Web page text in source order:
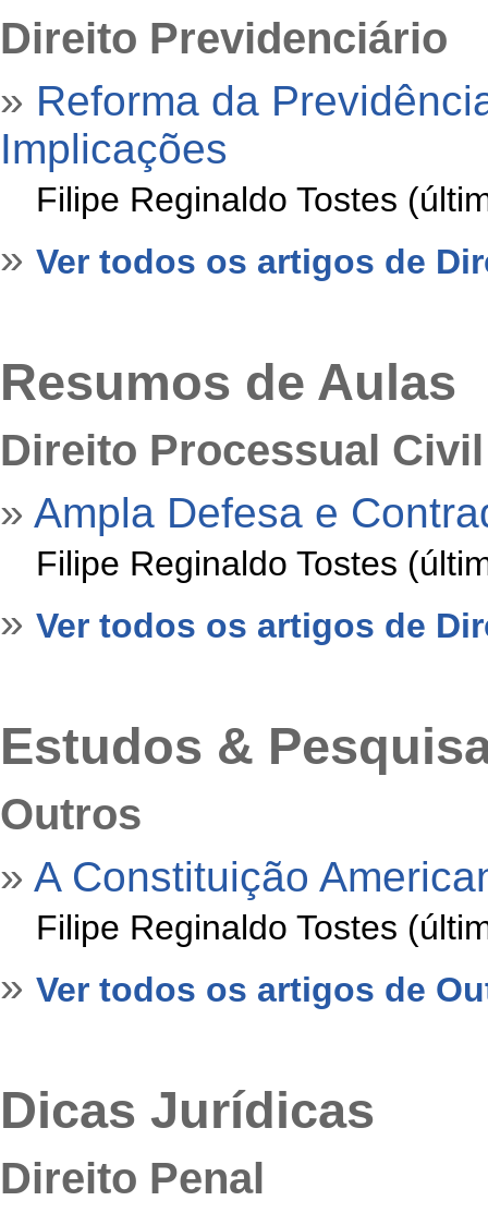
Direito Previdenciário
» Reforma da
Implicações
Filipe Reginaldo Tostes
» Ver todos os artigos de
Resumos de Aulas
Direito Processual Civil
» Ampla Defesa e
Filipe Reginaldo Tostes
» Ver todos os artigos de
Estudos &
Outros
» A Constituição
Filipe Reginaldo Tostes
» Ver todos os artigos de
Dicas Jurídicas
Direito Penal